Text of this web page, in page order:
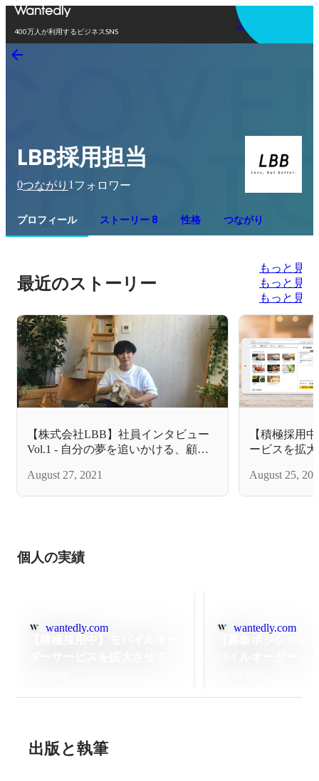
400万人が利用するビジネスSNS
アプリを使う
LBB採用担当
0つながり 1 フォロワー
プロフィール ストーリー 8 性格 つながり
最近のストーリー
もっと見る
もっと見る
もっと見る
【株式会社LBB】社員インタビュー
Vol.1 - 自分の夢を追いかける、顧客
August 27, 2021
【積極採用
ービスを拡
ます！
August 25,
個人の実績
wantedly.com wantedly.com
出版と執筆